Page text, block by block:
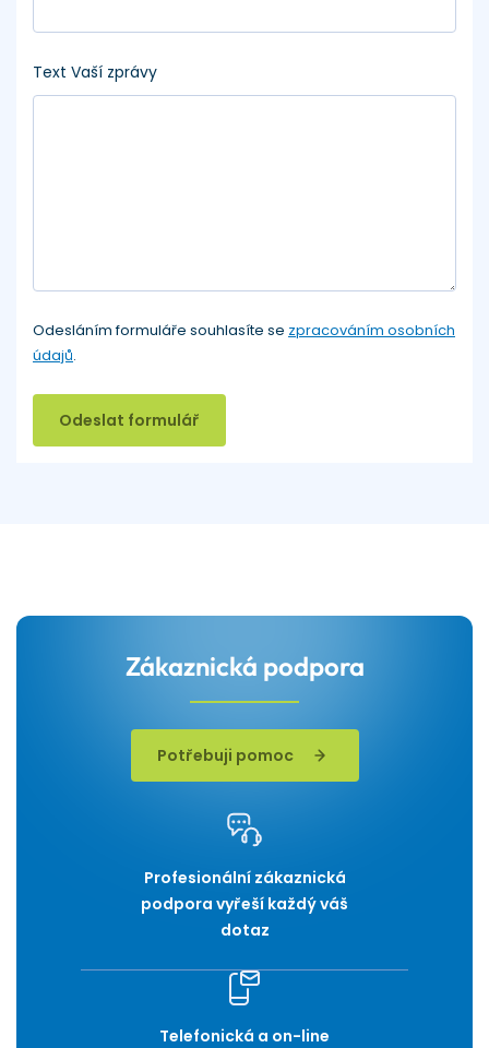
Text Vaší zprávy
Odesláním formuláře souhlasíte se zpracováním osobních
údajů.
Odeslat formulář
Zákaznická podpora
Potřebuji pomoc
Profesionální zákaznická
podpora vyřeší každý váš
dotaz
Telefonická a on-line